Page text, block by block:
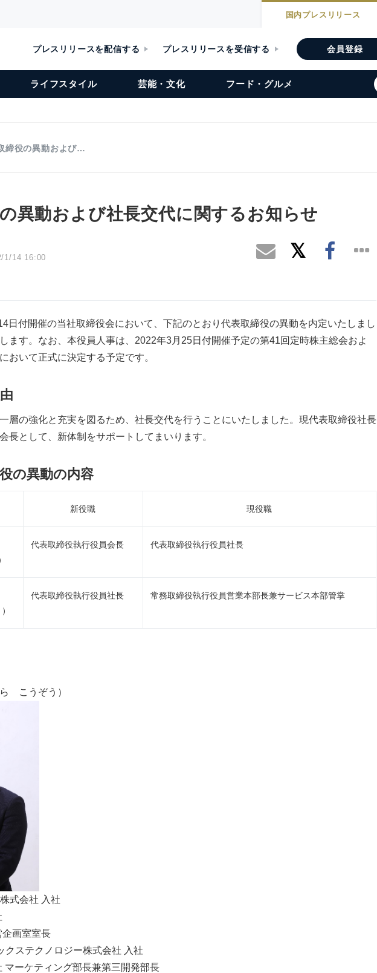
国内プレスリリース
プレスリリースを配信する プレスリリースを受信する 会員登録
ライフスタイル 芸能・文化 フード・グルメ
締役の異動および…
異動および社長交代に関するお知らせ
1/14 16:00
日付開催の当社取締役会において、下記のとおり代表取締役の異動を内定いたしまし
ます。なお、本役員人事は、2022年3月25日付開催予定の第41回定時株主総会およ
おいて正式に決定する予定です。
層の強化と充実を図るため、社長交代を行うことにいたしました。現代表取締役社長
長として、新体制をサポートしてまいります。
の異動の内容
新役職 現役職
代表取締役執行役員会長 代表取締役執行役員社長
代表取締役執行役員社長 常務取締役執行役員営業本部長兼サービス本部管掌
こうぞう）
式会社 入社
画室室長
クステクノロジー株式会社 入社
マーケティング部長兼第三開発部長